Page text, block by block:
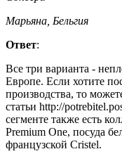
Марьяна, Бельгия
Ответ:
Все три варианта -
Европе. Если хотите
производства, то
статьи http://
сегменте также есть
Premium One, посуда
французской Cristel.